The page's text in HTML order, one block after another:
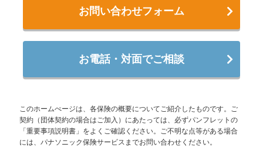
お問い合わせフォーム
お電話・対面でご相談
このホームぺージは、各保険の概要についてご紹介したものです。ご
契約（団体契約の場合はご加入）にあたっては、必ずパンフレットの
「重要事項説明書」をよくご確認ください。ご不明な点等がある場合
には、パナソニック保険サービスまでお問い合わせください。